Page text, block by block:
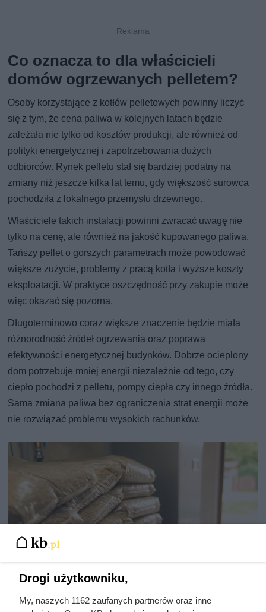
Co oznacza to dla właścicieli
domów ogrzewanych pelletem?
Osoby korzystające z kotłów pelletowych powinny liczyć
się z tym, że cena paliwa w kolejnych latach będzie
zależała nie tylko od kosztów produkcji, ale również od
polityki energetycznej i zapotrzebowania dużych
odbiorców. Rynek pelletu stał się bardziej podatny na
zmiany niż jeszcze kilka lat temu, gdy większość surowca
pochodziła z lokalnego przemysłu drzewnego.
Właściciele takich instalacji powinni zwracać uwagę nie
tylko na cenę, ale również na jakość kupowanego paliwa.
Tańszy pellet o gorszych parametrach może powodować
większe zużycie, problemy z pracą kotła i wyższe koszty
eksploatacji. W praktyce oszczędność przy zakupie może
więc okazać się pozorna.
Długoterminowo coraz większe znaczenie będzie miała
różnorodność źródeł ogrzewania oraz poprawa
efektywności energetycznej budynków. Dobrze ocieplony
dom potrzebuje mniej energii niezależnie od tego, czy
ciepło pochodzi z pelletu, pompy ciepła czy innego źródła.
Sama zmiana paliwa bez ograniczenia strat energii może
nie rozwiązać problemu wysokich rachunków.
Drogi użytkowniku,
My, naszych 1162 zaufanych partnerów oraz inne